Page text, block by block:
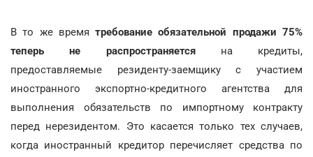
В то же времятребование обязательной продажи 75%
теперь не распространяется на кредиты,
предоставляемые резиденту-заемщику с участием
иностранного экспортно-кредитного агентства для
выполнения обязательств по импортному контракту
перед нерезидентом. Это касается только тех случаев,
когда иностранный кредитор перечисляет средства по